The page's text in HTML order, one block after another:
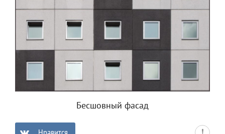
Бесшовный фасад